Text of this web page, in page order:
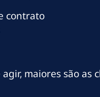
contrato
maiores são as